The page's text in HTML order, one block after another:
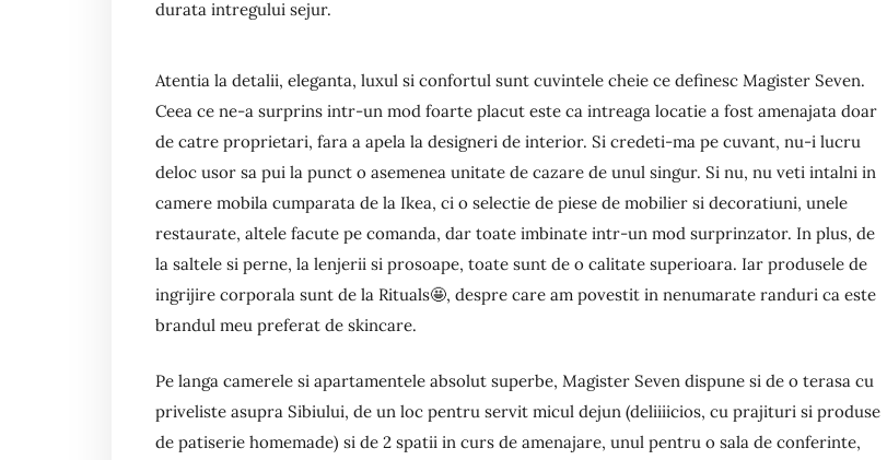
durata intregului sejur.
Atentia la detalii, eleganta, luxul si confortul sunt cuvintele cheie ce definesc Magister Seven.
Ceea ce ne-a surprins intr-un mod foarte placut este ca intreaga locatie a fost amenajata doar
de catre proprietari, fara a apela la designeri de interior. Si credeti-ma pe cuvant, nu-i lucru
deloc usor sa pui la punct o asemenea unitate de cazare de unul singur. Si nu, nu veti intalni in
camere mobila cumparata de la Ikea, ci o selectie de piese de mobilier si decoratiuni, unele
restaurate, altele facute pe comanda, dar toate imbinate intr-un mod surprinzator. In plus, de
la saltele si perne, la lenjerii si prosoape, toate sunt de o calitate superioara. Iar produsele de
ingrijire corporala sunt de la Rituals🤩, despre care am povestit in nenumarate randuri ca este
brandul meu preferat de skincare.
Pe langa camerele si apartamentele absolut superbe, Magister Seven dispune si de o terasa cu
priveliste asupra Sibiului, de un loc pentru servit micul dejun (deliiiicios, cu prajituri si produse
de patiserie homemade) si de 2 spatii in curs de amenajare, unul pentru o sala de conferinte,